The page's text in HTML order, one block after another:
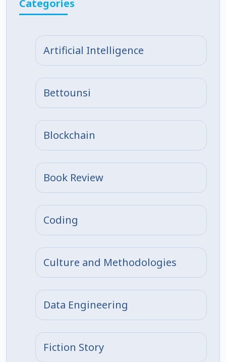
Categories
Artificial Intelligence
Bettounsi
Blockchain
Book Review
Coding
Culture and Methodologies
Data Engineering
Fiction Story